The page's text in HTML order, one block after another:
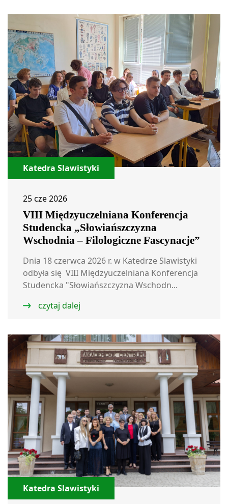
Katedra Slawistyki
25 cze 2026
VIII Międzyuczelniana Konferencja
Studencka „Słowiańszczyzna
Wschodnia – Filologiczne Fascynacje”
Dnia 18 czerwca 2026 r. w Katedrze Slawistyki
odbyła się VIII Międzyuczelniana Konferencja
Studencka "Słowiańszczyzna Wschodn...
czytaj dalej
Katedra Slawistyki